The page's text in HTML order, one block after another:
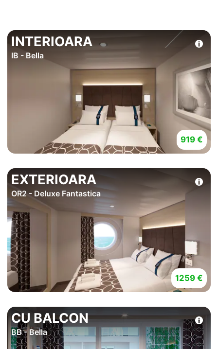
INTERIOARA
IB - Bella
919 €
EXTERIOARA
OR2 - Deluxe Fantastica
1259 €
CU BALCON
BB - Bella